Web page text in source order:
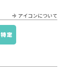
アイコンについて